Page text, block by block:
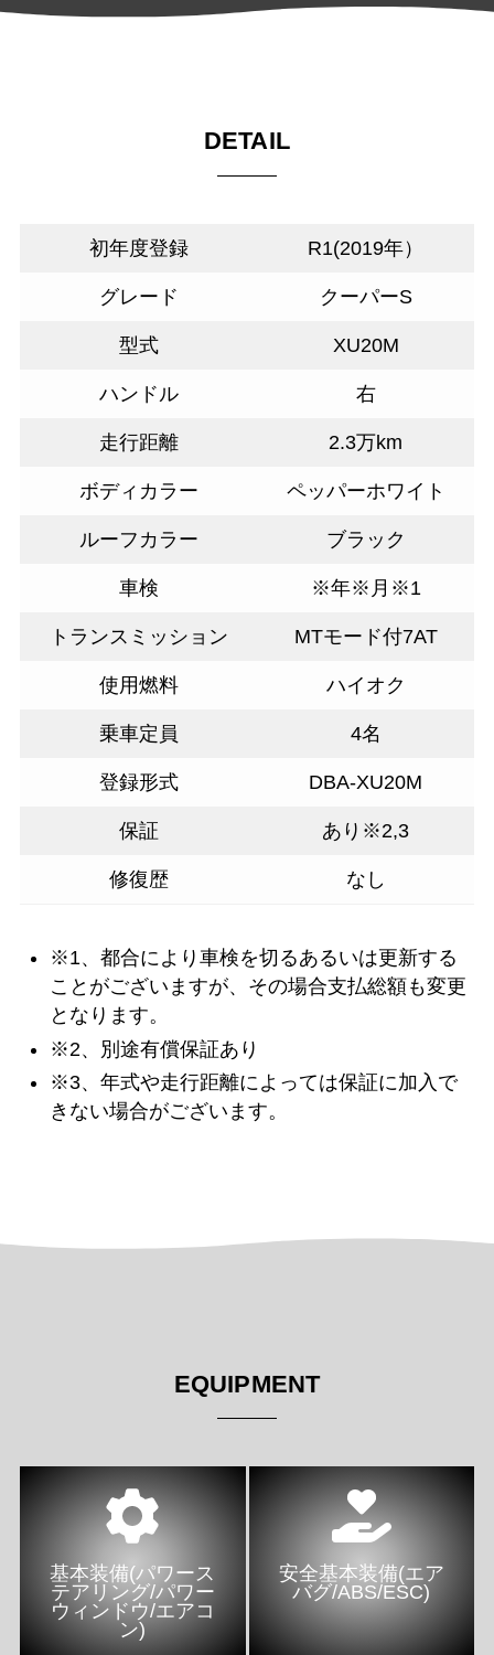
DETAIL
初年度登録 R1(2019年）
グレード クーパーS
型式 XU20M
ハンドル 右
走行距離 2.3万km
ボディカラー ペッパーホワイト
ルーフカラー ブラック
車検 ※年※月※1
トランスミッション MTモード付7AT
使用燃料 ハイオク
乗車定員 4名
登録形式 DBA-XU20M
保証 あり※2,3
修復歴 なし
※1、都合により車検を切るあるいは更新する
ことがございますが、その場合支払総額も変更
となります。
※2、別途有償保証あり
※3、年式や走行距離によっては保証に加入で
きない場合がございます。
EQUIPMENT
基本装備(パワース
テアリング/パワー
ウィンドウ/エアコ
ン)
安全基本装備(エア
バグ/ABS/ESC)